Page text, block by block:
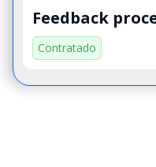
Feedback
Contratado